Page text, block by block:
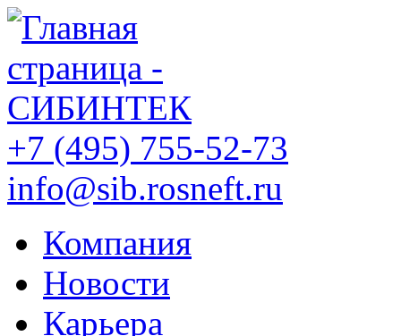
+7 (495) 755-52-73
info@sib.rosneft.ru
Компания
Новости
Карьера